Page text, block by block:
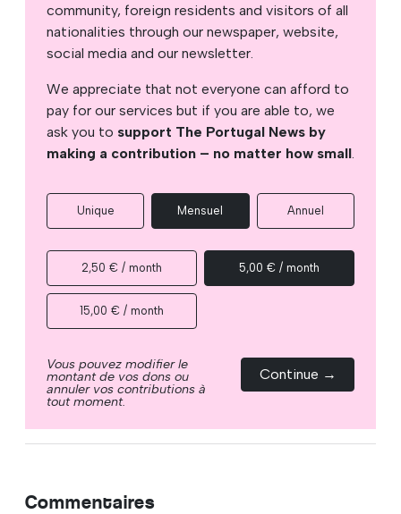
community, foreign residents and visitors of all
nationalities through our newspaper, website,
social media and our newsletter.
We appreciate that not everyone can afford to
pay for our services but if you are able to, we
ask you to support The Portugal News by
making a contribution – no matter how small.
Unique Mensuel Annuel
2,50 € / month 5,00 € / month
15,00 € / month
Vous pouvez modifier le
montant de vos dons ou
annuler vos contributions à
tout moment.
Continue →
Commentaires